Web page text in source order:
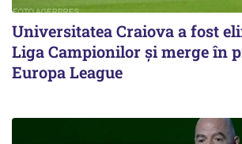
Universitatea Craiova a fost
Liga Campionilor şi merge în
Europa League